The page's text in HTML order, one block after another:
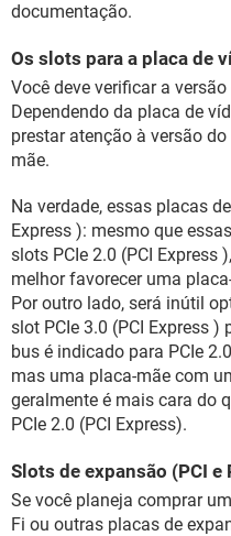
documentação.
Os slots para a placa de
Você deve verificar a versão
Dependendo da placa de
prestar atenção à versão do
mãe.
Na verdade, essas placas
Express ): mesmo que
slots PCIe 2.0 (PCI Express
melhor favorecer uma
Por outro lado, será inútil
slot PCIe 3.0 (PCI Express
bus é indicado para PCIe
mas uma placa-mãe com
geralmente é mais cara do
PCIe 2.0 (PCI Express).
Slots de expansão (PCI e
Se você planeja comprar
Fi ou outras placas de